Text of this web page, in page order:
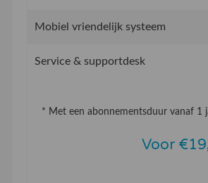
Mobiel vriendelijk systeem
Service & supportdesk
* Met een abonnementsduur vanaf 1
Voor